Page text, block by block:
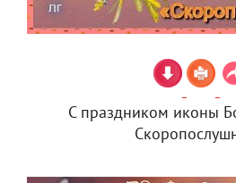
С праздником иконы